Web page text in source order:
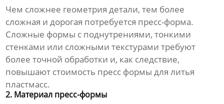
Чем сложнее геометрия детали, тем более
сложная и дорогая потребуется пресс-форма.
Сложные формы с поднутрениями, тонкими
стенками или сложными текстурами требуют
более точной обработки и, как следствие,
повышают стоимость пресс формы для литья
пластмасс.
2. Материал пресс-формы